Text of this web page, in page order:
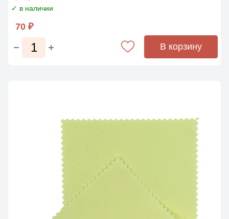
✓ в наличии
70 ₽
В корзину